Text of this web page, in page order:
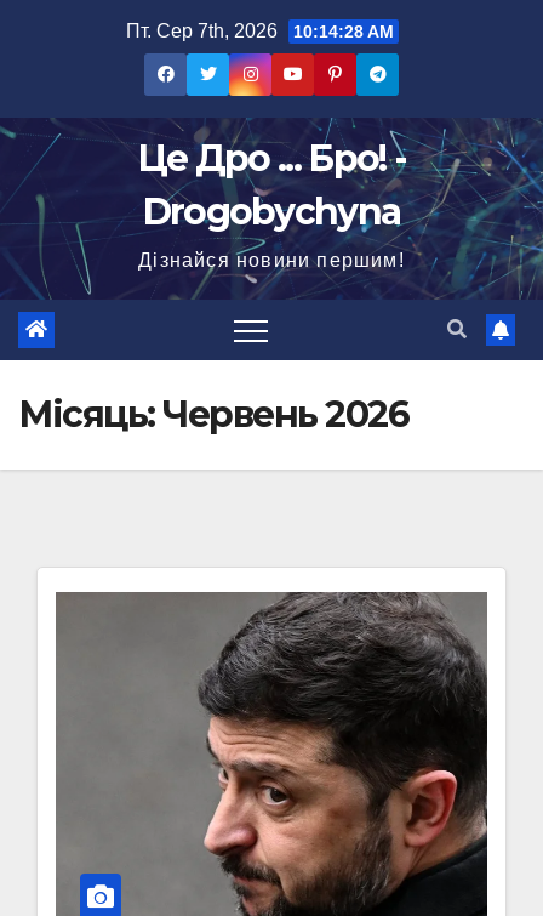
Пт. Сер 7th, 2026 10:14:29 AM
Це Дро ... Бро! -
Drogobychyna
Дізнайся новини першим!
Місяць:Червень 2026